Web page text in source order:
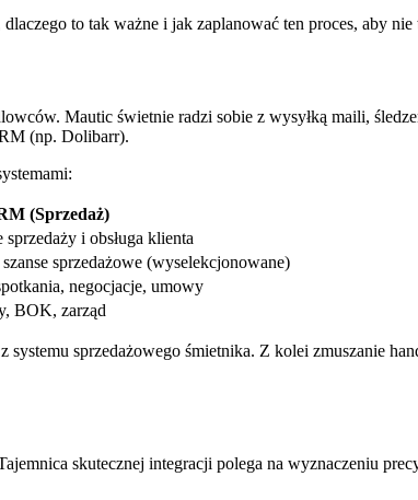
to tak ważne i jak zaplanować ten proces, aby
Mautic świetnie radzi sobie z wysyłką maili,
(np. Dolibarr).
(Sprzedaż)
sprzedaży i obsługa klienta
sprzedażowe (wyselekcjonowane)
negocjacje, umowy
BOK, zarząd
sprzedażowego śmietnika. Z kolei zmuszanie
skutecznej integracji polega na wyznaczeniu